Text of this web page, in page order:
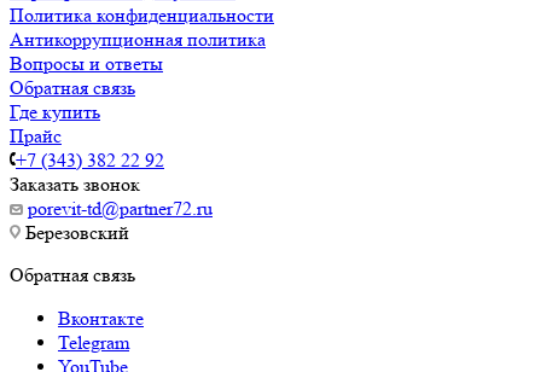
Политика конфиденциальности
Антикоррупционная политика
Вопросы и ответы
Обратная связь
Где купить
Прайс
+7 (343) 382 22 92
Заказать звонок
porevit-td@partner72.ru
Березовский
Обратная связь
Вконтакте
Telegram
YouTube